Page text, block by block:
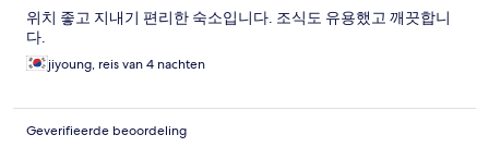
위치 좋고 지내기 편리한 숙소입니다. 조식도 유용했고 깨끗합니
다.
jiyoung, reis van 4 nachten
Geverifieerde beoordeling